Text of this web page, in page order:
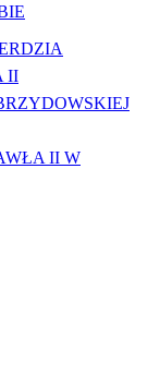
II
II W